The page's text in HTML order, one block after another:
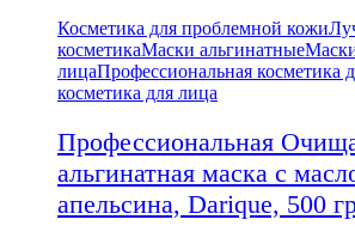
Косметика для проблемной кожи
косметикаМаски альгинатные
лицаПрофессиональная косметика
косметика для лица
Профессиональная
альгинатная маска с
апельсина, Darique, 500